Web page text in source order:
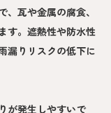
瓦や金属の腐食、
す。遮熱性や防水性
漏りリスクの低下に
が発生しやすいで